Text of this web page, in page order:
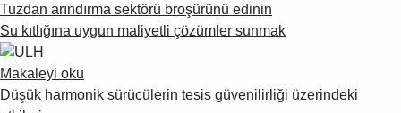
Tuzdan arındırma sektörü broşürünü edinin
Su kıtlığına uygun maliyetli çözümler sunmak
Makaleyi oku
Düşük harmonik sürücülerin tesis güvenilirliği üzerindeki